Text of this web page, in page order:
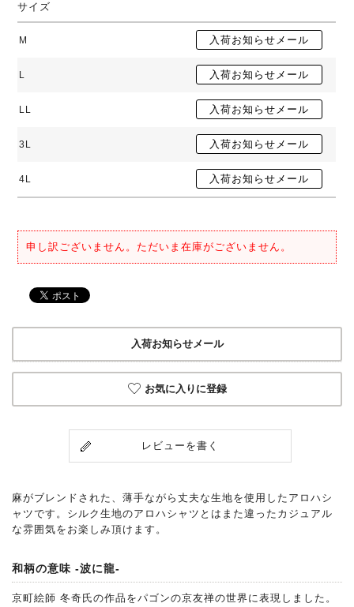
サイズ
M
L
LL
3L
4L
申し訳ございません。ただいま在庫がございません。
入荷お知らせメール
お気に入りに登録
レビューを書く
麻がブレンドされた、薄手ながら丈夫な生地を使用したアロハシ
ャツです。シルク生地のアロハシャツとはまた違ったカジュアル
な雰囲気をお楽しみ頂けます。
和柄の意味 -波に龍-
京町絵師 冬奇氏の作品をパゴンの京友禅の世界に表現しました。